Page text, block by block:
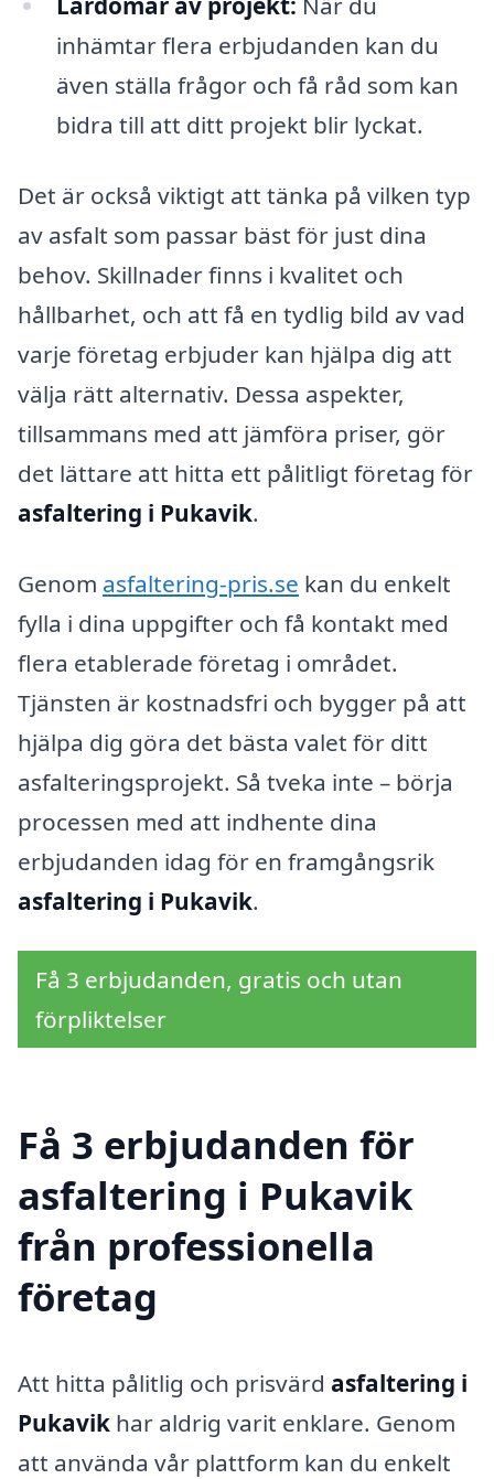
inhämtar flera erbjudanden kan du
även ställa frågor och få råd som kan
bidra till att ditt projekt blir lyckat.
Det är också viktigt att tänka på vilken typ
av asfalt som passar bäst för just dina
behov. Skillnader finns i kvalitet och
hållbarhet, och att få en tydlig bild av vad
varje företag erbjuder kan hjälpa dig att
välja rätt alternativ. Dessa aspekter,
tillsammans med att jämföra priser, gör
det lättare att hitta ett pålitligt företag för
asfaltering i Pukavik.
Genom asfaltering-pris.se kan du enkelt
fylla i dina uppgifter och få kontakt med
flera etablerade företag i området.
Tjänsten är kostnadsfri och bygger på att
hjälpa dig göra det bästa valet för ditt
asfalteringsprojekt. Så tveka inte – börja
processen med att indhente dina
erbjudanden idag för en framgångsrik
asfaltering i Pukavik.
Få 3 erbjudanden, gratis och utan
förpliktelser
Få 3 erbjudanden för
asfaltering i Pukavik
från professionella
företag
Att hitta pålitlig och prisvärd asfaltering i
Pukavik har aldrig varit enklare. Genom
att använda vår plattform kan du enkelt